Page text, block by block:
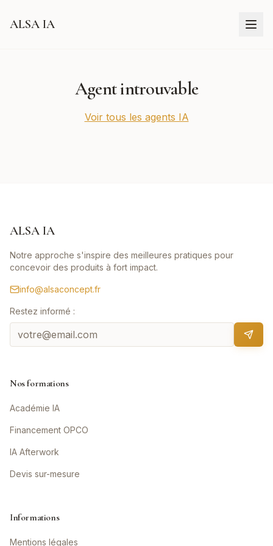
ALSA IA
Agent introuvable
Voir tous les agents IA
ALSA IA
Notre approche s'inspire des meilleures pratiques pour
concevoir des produits à fort impact.
info@alsaconcept.fr
Restez informé :
Nos formations
Académie IA
Financement OPCO
IA Afterwork
Devis sur-mesure
Informations
Mentions légales